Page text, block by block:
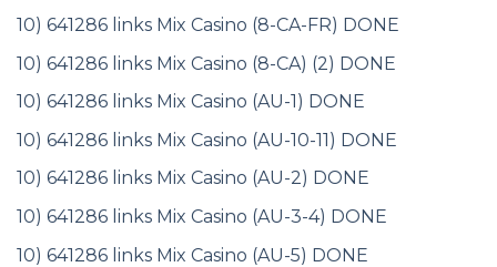
10) 641286 links Mix Casino (8-CA-FR) DONE
10) 641286 links Mix Casino (8-CA) (2) DONE
10) 641286 links Mix Casino (AU-1) DONE
10) 641286 links Mix Casino (AU-10-11) DONE
10) 641286 links Mix Casino (AU-2) DONE
10) 641286 links Mix Casino (AU-3-4) DONE
10) 641286 links Mix Casino (AU-5) DONE